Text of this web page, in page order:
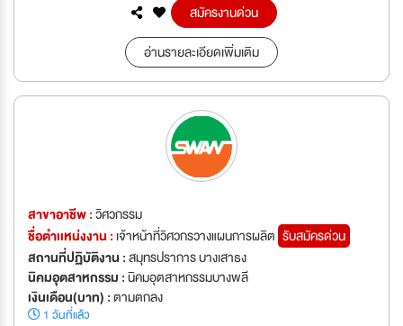
สมัครงานด่วน
อ่านรายละเอียดเพิ่มเติม
สาขาอาชีพ :วิศวกรรม
ชื่อตำเเหน่งงาน : เจ้าหน้าที่วิศวกรวางแผนการผลิต รับสมัครด่วน
สถานที่ปฏิบัติงาน :สมุทรปราการ บางเสาธง
นิคมอุตสาหกรรม :นิคมอุตสาหกรรมบางพลี
เงินเดือน(บาท) :ตามตกลง
1 วันที่แล้ว